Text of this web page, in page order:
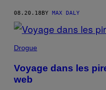
08.20.18BY MAX DALY
Drogue
Voyage dans les
web